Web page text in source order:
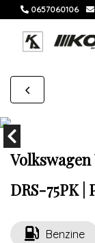
0657060106
Volkswagen
DRS-75PK |
Benzine